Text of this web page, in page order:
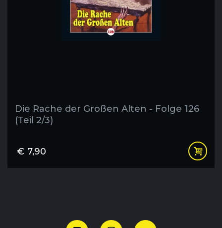
Die Rache der Großen Alten - Folge 126
(Teil 2/3)
€ 7,90